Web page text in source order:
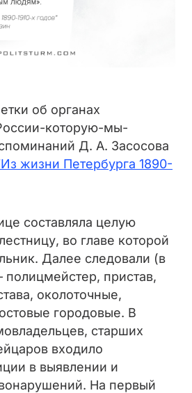
об органах
которую-мы-
Д. А. Засосова
жизни Петербурга 1890-
составляла целую
во главе которой
Далее следовали (в
пристав,
околоточные,
городовые. В
старших
входило
в выявлении и
На первый